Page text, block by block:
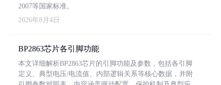
2007等国家标准。
2026年8月4日
BP2863芯片各引脚功能
本文详细解析BP2863芯片的引脚功能及参数，包括各引脚
定义、典型电压/电流值、内部逻辑关系等核心数据，并附